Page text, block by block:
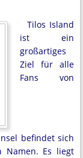
Tilos Island
ist ein
großartiges
Ziel für alle
Fans von
befindet sich
Namen. Es liegt